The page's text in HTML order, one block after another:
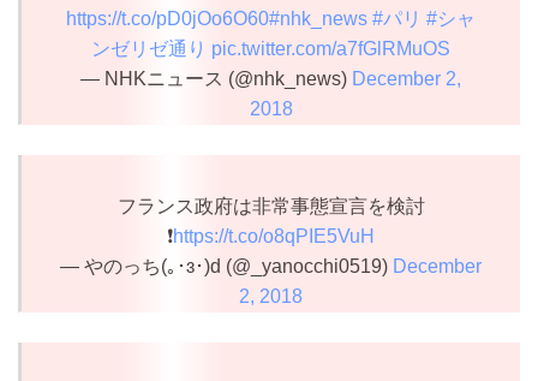
https://t.co/pD0jOo6O60#nhk_news #パリ #シャ
ンゼリゼ通り pic.twitter.com/a7fGlRMuOS
— NHKニュース (@nhk_news) December 2,
2018
フランス政府は非常事態宣言を検討
❗️https://t.co/o8qPIE5VuH
— やのっち(｡･ɜ･)d (@_yanocchi0519) December
2, 2018